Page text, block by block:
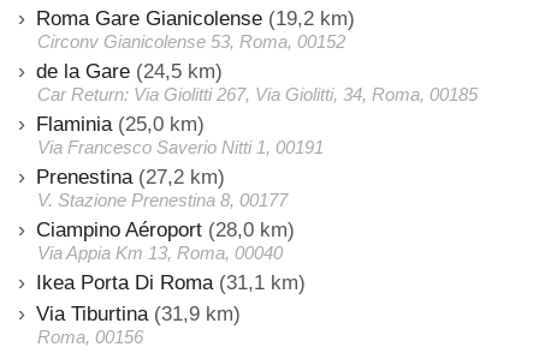
Roma Gare Gianicolense (19,2 km)
Circonv Gianicolense 53, Roma, 00152
de la Gare (24,5 km)
Car Return: Via Giolitti 267, Via Giolitti, 34, Roma, 00185
Flaminia (25,0 km)
Via Francesco Saverio Nitti 1, 00191
Prenestina (27,2 km)
V. Stazione Prenestina 8, 00177
Ciampino Aéroport (28,0 km)
Via Appia Km 13, Roma, 00040
Ikea Porta Di Roma (31,1 km)
Via Tiburtina (31,9 km)
Roma, 00156